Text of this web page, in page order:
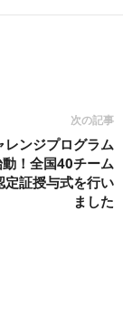
次の記事
レンジプログラム
！全国40チーム
定証授与式を行い
ました